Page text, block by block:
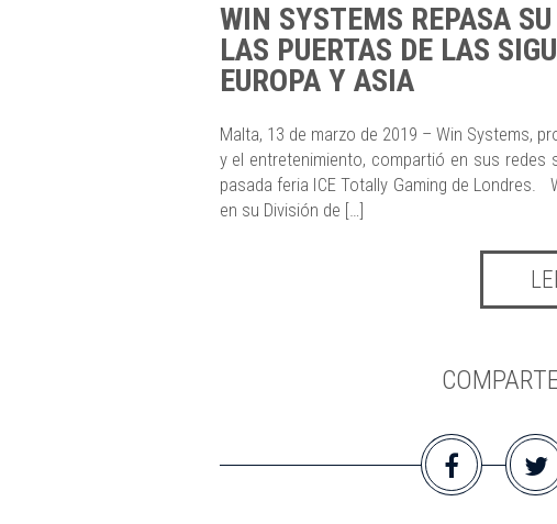
WIN SYSTEMS REPASA
LAS PUERTAS DE LAS
EUROPA Y ASIA
Malta, 13 de marzo de 2019 – Win Systems,
y el entretenimiento, compartió en sus
pasada feria ICE Totally Gaming de
en su División de […]